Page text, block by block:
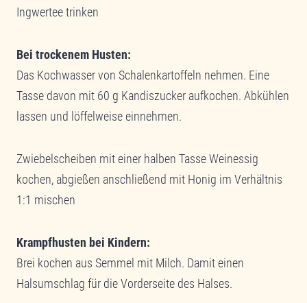
Ingwertee trinken
Bei trockenem Husten:
Das Kochwasser von Schalenkartoffeln nehmen. Eine
Tasse davon mit 60 g Kandiszucker aufkochen. Abkühlen
lassen und löffelweise einnehmen.
Zwiebelscheiben mit einer halben Tasse Weinessig
kochen, abgießen anschließend mit Honig im Verhältnis
1:1 mischen
Krampfhusten bei Kindern:
Brei kochen aus Semmel mit Milch. Damit einen
Halsumschlag für die Vorderseite des Halses.